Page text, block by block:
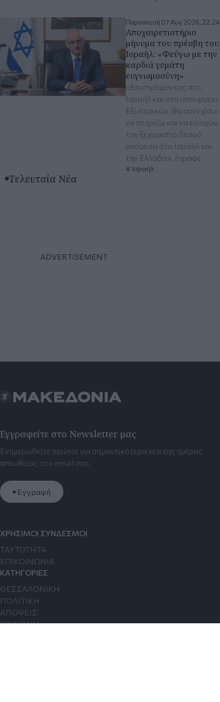
Παρασκευή 07 Αυγ 2026, 22:24
Αποχαιρετιστήριο
μήνυμα του πρέσβη του
Ισραήλ: «Φεύγω με την
καρδιά γεμάτη
ευγνωμοσύνη»
«Επιστρέφοντας στο
Ισραήλ και στο υπουργείο
Εξωτερικών, θα συνεχίσω
να στηρίζω και να ενισχύω
τον ξεχωριστό δεσμό
ανάμεσα στο Ισραήλ και
την Ελλάδα», έγραψε
Ισραήλ
Τελευταία Νέα
Εγγραφείτε στο Newsletter μας
Ενημερωθείτε πρώτοι για σημαντικότερα νέα της ημέρας
απευθείας στο email σας.
Εγγραφή
ΧΡΗΣΙΜΟΙ ΣΥΝΔΕΣΜΟΙ
TAYTOTHTA
ΕΠΙΚΟΙΝΩΝΙΑ
ΚΑΤΗΓΟΡΙΕΣ
ΘΕΣΣΑΛΟΝΙΚΗ
ΠΟΛΙΤΙΚΗ
ΑΠΟΨΕΙΣ
ΚΟΙΝΩΝΙΑ